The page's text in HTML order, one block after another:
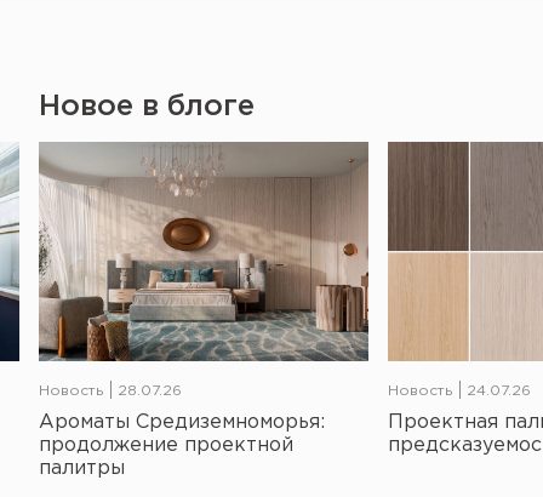
Новое в блоге
Новость 28.07.26
Ароматы Средиземноморья:
продолжение проектной
палитры
Новость 24.07.26
Проектная